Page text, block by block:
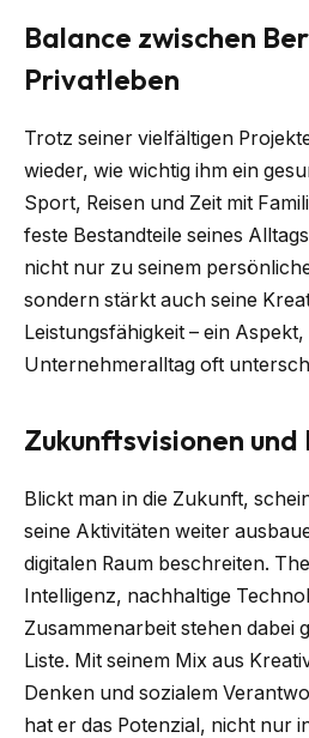
Balance zwischen
Privatleben
Trotz seiner vielfältigen
wieder, wie wichtig ihm ein
Sport, Reisen und Zeit mit
feste Bestandteile seines
nicht nur zu seinem
sondern stärkt auch seine
Leistungsfähigkeit – ein
Unternehmeralltag oft
Zukunftsvisionen
Blickt man in die Zukunft,
seine Aktivitäten weiter
digitalen Raum beschreiten.
Intelligenz, nachhaltige
Zusammenarbeit stehen dabei
Liste. Mit seinem Mix aus
Denken und sozialem
hat er das Potenzial, nicht nur